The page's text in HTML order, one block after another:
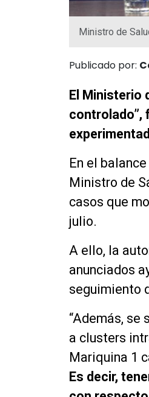
Ministro de
Publicado por:
El Ministerio
controlado”,
En el
Ministro de
casos que
julio.
A ello, la
anunciados
seguimiento
“Además, se
a clusters
Mariquina 1
Es decir,